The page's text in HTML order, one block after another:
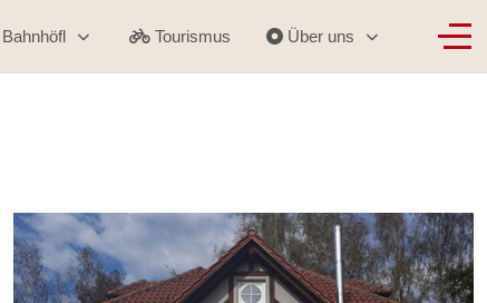
Tourismus Über uns Off-